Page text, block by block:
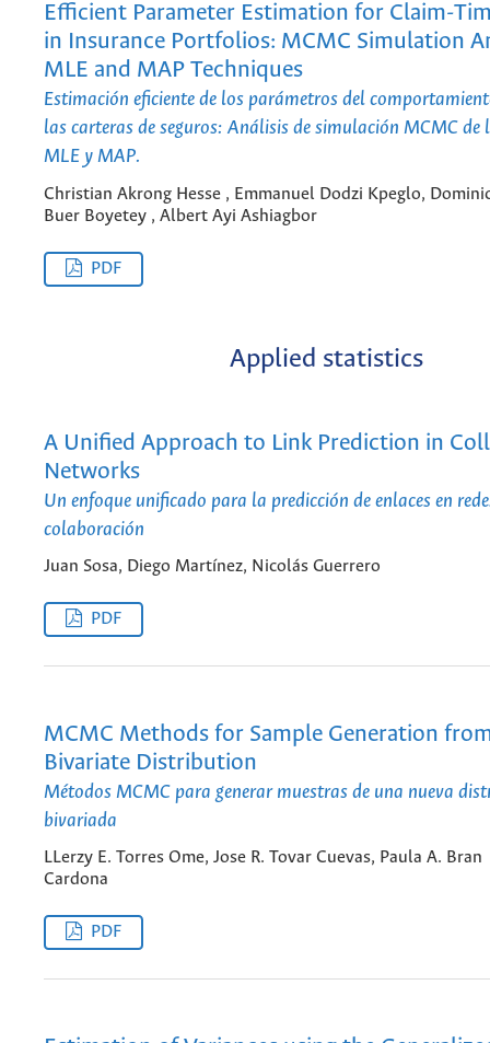
Efficient Parameter Estimation for Claim-
in Insurance Portfolios: MCMC Simulation
MLE and MAP Techniques
Estimación eficiente de los parámetros del
las carteras de seguros: Análisis de simulación MCMC de
MLE y MAP.
Christian Akrong Hesse , Emmanuel Dodzi Kpeglo,
Buer Boyetey , Albert Ayi Ashiagbor
PDF
Applied statistics
A Unified Approach to Link Prediction in
Networks
Un enfoque unificado para la predicción de enlaces en
colaboración
Juan Sosa, Diego Martínez, Nicolás Guerrero
PDF
MCMC Methods for Sample Generation
Bivariate Distribution
Métodos MCMC para generar muestras de una nueva
bivariada
LLerzy E. Torres Ome, Jose R. Tovar Cuevas, Paula A. Bran
Cardona
PDF